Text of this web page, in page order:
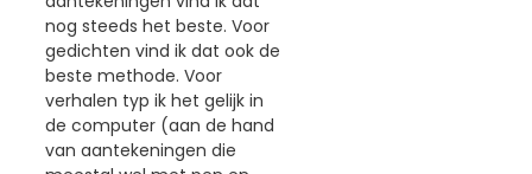
nog steeds het beste. Voor
gedichten vind ik dat ook de
beste methode. Voor
verhalen typ ik het gelijk in
de computer (aan de hand
van aantekeningen die